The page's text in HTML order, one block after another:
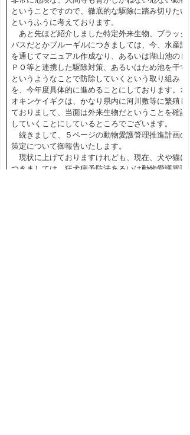
ということですので、徹底的な駆除に踏み切りたい
というふうに考えております。
あと先ほど紹介しました特定外来生物、ブラック
バスだとかブルーギルにつきましては、今、水産課
を通じてマニュアル作成なり、あるいは湖山池のＮ
ＰＯ等と連携した駆除対策、あるいはため池を干す
というようなことで防除していくという取り組み
を、今年度具体的に進めることにしております。オ
オキンケイギクは、かなり県内に河川敷等に繁殖し
ておりまして、当面は外来生物だということを確認
していくことにしているところでございます。
続きまして、５ページの動物愛護管理推進計画の
策定について御報告いたします。
現状に上げておりますけれども、現在、犬や猫に
つきましては、狂犬病予防法あるいは動物愛護管理